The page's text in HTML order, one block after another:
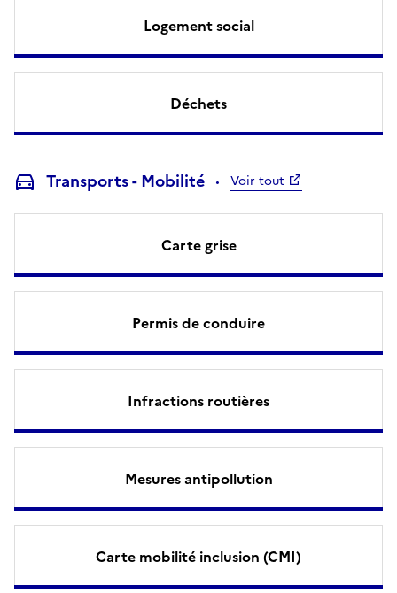
Logement social
Déchets
Transports - Mobilité Voir tout
Carte grise
Permis de conduire
Infractions routières
Mesures antipollution
Carte mobilité inclusion (CMI)